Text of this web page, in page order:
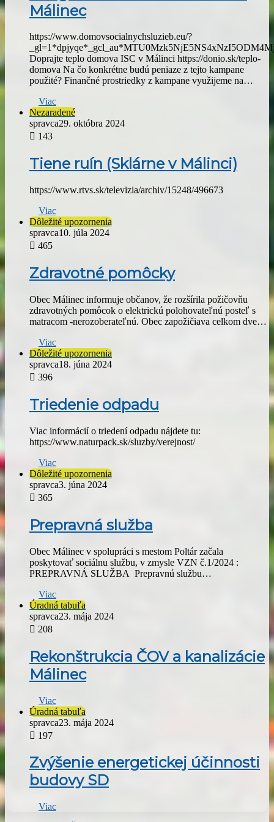
Málinec
https://www.domovsocialnychsluzieb.eu/?
Doprajte teplo domova ISC v Málinci https://donio.sk/teplo-
domova Na čo konkrétne budú peniaze z tejto kampane
použité? Finančné prostriedky z kampane využijeme na…
Viac
Nezaradené
spravca29. októbra 2024
143
Tiene ruín (Sklárne v Málinci)
https://www.rtvs.sk/televizia/archiv/15248/496673
Viac
Dôležité upozornenia
spravca10. júla 2024
465
Zdravotné pomôcky
Obec Málinec informuje občanov, že rozšírila požičovňu
zdravotných pomôcok o elektrickú polohovateľnú posteľ s
matracom -nerozoberateľnú. Obec zapožičiava celkom dve…
Viac
Dôležité upozornenia
spravca18. júna 2024
396
Triedenie odpadu
Viac informácií o triedení odpadu nájdete tu:
https://www.naturpack.sk/sluzby/verejnost/
Viac
Dôležité upozornenia
spravca3. júna 2024
365
Prepravná služba
Obec Málinec v spolupráci s mestom Poltár začala
poskytovať sociálnu službu, v zmysle VZN č.1/2024 :
PREPRAVNÁ SLUŽBA Prepravnú službu…
Viac
Úradná tabuľa
spravca23. mája 2024
208
Rekonštrukcia ČOV a kanalizácie
Málinec
Viac
Úradná tabuľa
spravca23. mája 2024
197
Zvýšenie energetickej účinnosti
budovy SD
Viac